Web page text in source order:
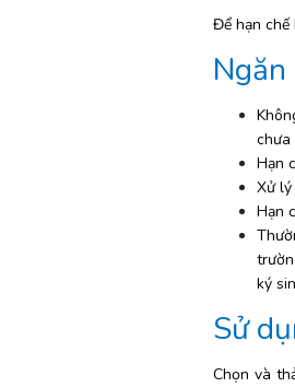
Để hạn chế
chưa
Hạn
Xử
Hạn
ký
Sử
Chọn và